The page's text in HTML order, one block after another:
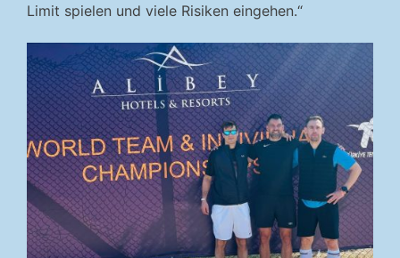
Limit spielen und viele Risiken eingehen.“